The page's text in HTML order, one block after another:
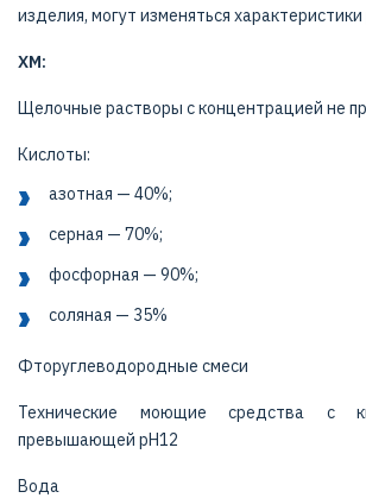
изделия, могут изменяться
ХМ:
Щелочные растворы с концентрацией не
Кислоты:
азотная — 40%;
серная — 70%;
фосфорная — 90%;
соляная — 35%
Фторуглеводородные смеси
Технические моющие средства с
превышающей pH12
Вода